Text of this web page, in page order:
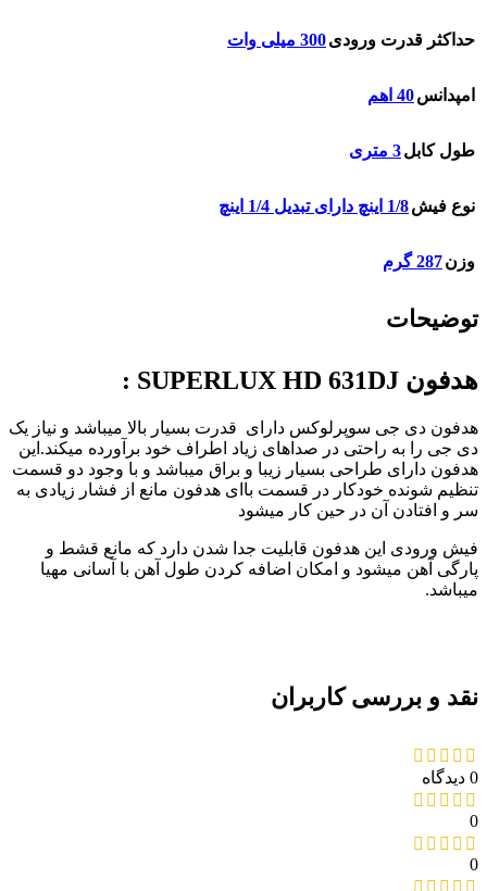
حداکثر قدرت ورودی300 میلی وات
امپدانس40 اهم
طول کابل3 متری
نوع فیش1/8 اینچ دارای تبدیل 1/4 اینچ
وزن287 گرم
توضیحات
هدفون SUPERLUX HD 631DJ :
هدفون دی جی سوپرلوکس دارای قدرت بسیار بالا میباشد و نیاز یک
دی جی را به راحتی در صداهای زیاد اطراف خود برآورده میکند.این
هدفون دارای طراحی بسیار زیبا و براق میباشد و با وجود دو قسمت
تنظیم شونده خودکار در قسمت باای هدفون مانع از فشار زیادی به
سر و افتادن آن در حین کار میشود
فیش ورودی این هدفون قابلیت جدا شدن دارد که مانع قشط و
پارگی آهن میشود و امکان اضافه کردن طول آهن با آسانی مهیا
میباشد.
نقد و بررسی کاربران
0 دیدگاه
0
0